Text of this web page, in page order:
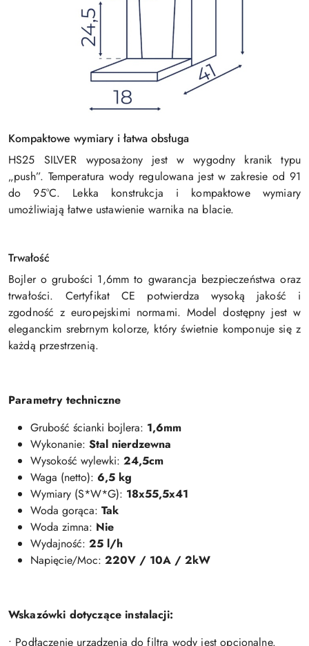
Kompaktowe wymiary i łatwa obsługa
HS25 SILVER wyposażony jest w wygodny kranik typu
„push”. Temperatura wody regulowana jest w zakresie od 91
do 95°C. Lekka konstrukcja i kompaktowe wymiary
umożliwiają łatwe ustawienie warnika na blacie.
Trwałość
Bojler o grubości 1,6mm to gwarancja bezpieczeństwa oraz
trwałości. Certyfikat CE potwierdza wysoką jakość i
zgodność z europejskimi normami. Model dostępny jest w
eleganckim srebrnym kolorze, który świetnie komponuje się z
każdą przestrzenią.
Parametry techniczne
Grubość ścianki bojlera: 1,6mm
Wykonanie: Stal nierdzewna
Wysokość wylewki: 24,5cm
Waga (netto): 6,5 kg
Wymiary (S*W*G): 18x55,5x41
Woda gorąca: Tak
Woda zimna: Nie
Wydajność: 25 l/h
Napięcie/Moc: 220V / 10A / 2kW
Wskazówki dotyczące instalacji:
• Podłączenie urządzenia do filtra wody jest opcjonalne.